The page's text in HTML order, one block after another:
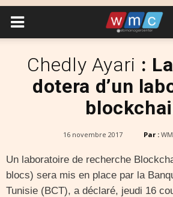
Chedly Ayari :
dotera d’un
16 novembre 2017 Par :
Un laboratoire de recherche
blocs) sera mis en place par la
Tunisie (BCT), a déclaré, jeudi 16